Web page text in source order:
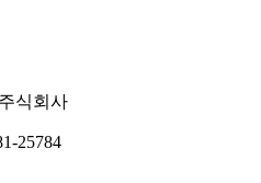
식회사
25784